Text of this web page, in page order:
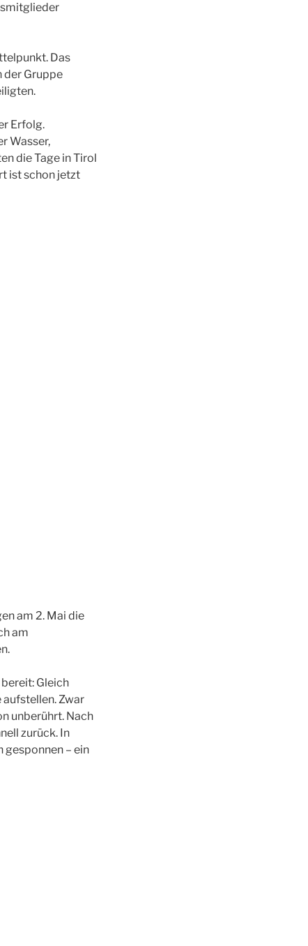
Das
der Gruppe
Erfolg.
Wasser,
die Tage in Tirol
ist schon jetzt
am 2. Mai die
am
Gleich
Zwar
unberührt. Nach
zurück. In
gesponnen – ein